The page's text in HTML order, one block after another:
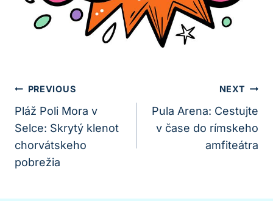
Navigácia
V
Článku
PREVIOUS
Pláž Poli Mora v
Selce: Skrytý klenot
chorvátskeho
pobrežia
NEXT
Pula Arena: Cestujte
v čase do rímskeho
amfiteátra